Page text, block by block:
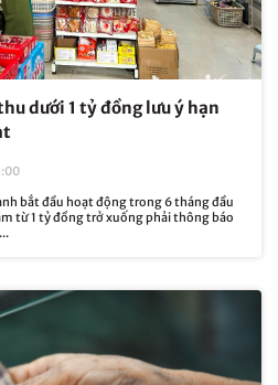
dưới 1 tỷ đồng lưu ý hạn
bắt đầu hoạt động trong 6 tháng đầu
từ 1 tỷ đồng trở xuống phải thông báo